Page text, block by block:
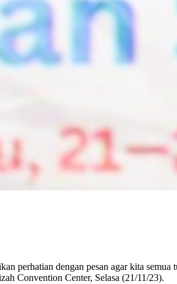
perhatian dengan pesan agar kita semua
Convention Center, Selasa (21/11/23).